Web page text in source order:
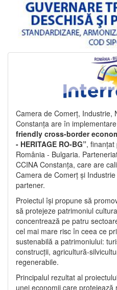
Camera de Comerț, Industrie,
Constanța are în
friendly cross-border
- HERITAGE RO-BG”, finanțat
România - Bulgaria.
CCINA Constanța, care are
Camera de Comerț și
partener.
Proiectul își propune să
să protejeze patrimoniul
concentrează pe patru
cel mai mare risc în ceea ce
sustenabilă a patrimoniului:
construcții, agricultură-
regenerabile.
Principalul rezultat al
unei economii care